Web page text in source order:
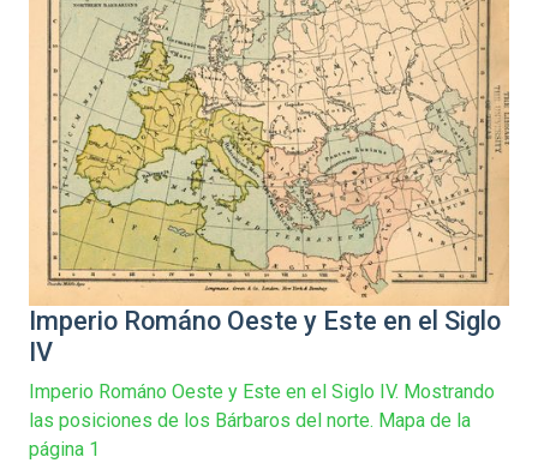
Imperio Románo Oeste y Este en el Siglo
IV
Imperio Románo Oeste y Este en el Siglo IV. Mostrando
las posiciones de los Bárbaros del norte. Mapa de la
página 1